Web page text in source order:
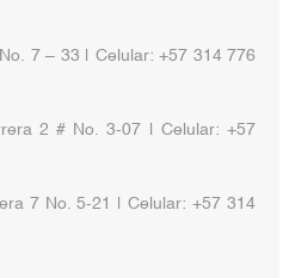
7 – 33 | Celular: +57 314 776
2 # No. 3-07 | Celular: +57
7 No. 5-21 | Celular: +57 314